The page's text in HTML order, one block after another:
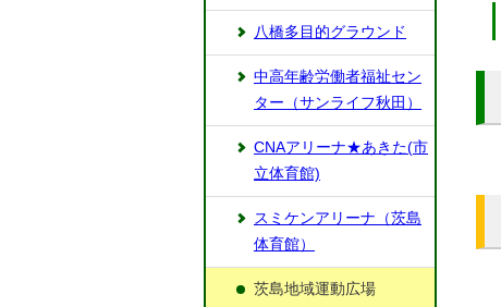
八橋多目的グラウンド
中高年齢労働者福祉セン
ター（サンライフ秋田）
CNAアリーナ★あきた(市
立体育館)
スミケンアリーナ（茨島
体育館）
茨島地域運動広場